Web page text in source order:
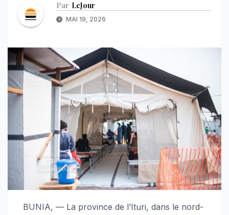
Par LeJour
MAI 19, 2026
BUNIA, — La province de l’Ituri, dans le nord-